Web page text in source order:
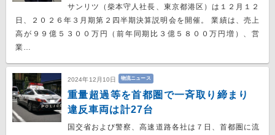
サンリツ（柴本守人社長、東京都港区）は１２月１２
日、２０２６年３月期第２四半期決算説明会を開催。 業績は、売上
高が９９億５３００万円（前年同期比３億５８００万円増）、営
業…
2024年12月10日 物流ニュース
重量超過等を首都圏で一斉取り締まり
違反車両は計27台
国交省および警察、高速道路各社は７日、首都圏に流